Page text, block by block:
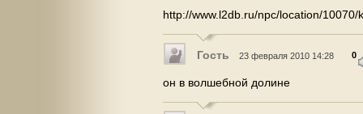
http://www.l2db.ru/npc/location/10070/
Гость 23 февраля 2010 14:28 0
он в волшебной долине